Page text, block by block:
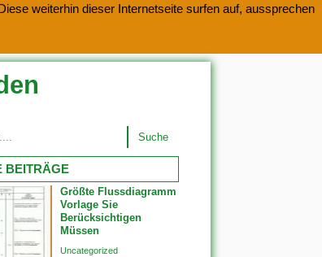
weiterhin dieser Internetseite surfen auf, aussprechen
Suche
BEITRÄGE
Größte Flussdiagramm
Vorlage Sie
Berücksichtigen
Müssen
Uncategorized